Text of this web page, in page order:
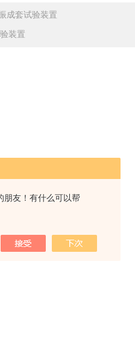
朋友！有什么可以帮
成套试验装置
装置